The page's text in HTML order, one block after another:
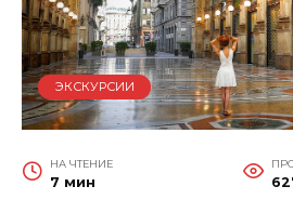
ЭКСКУРСИИ
НА ЧТЕНИЕ
7 мин